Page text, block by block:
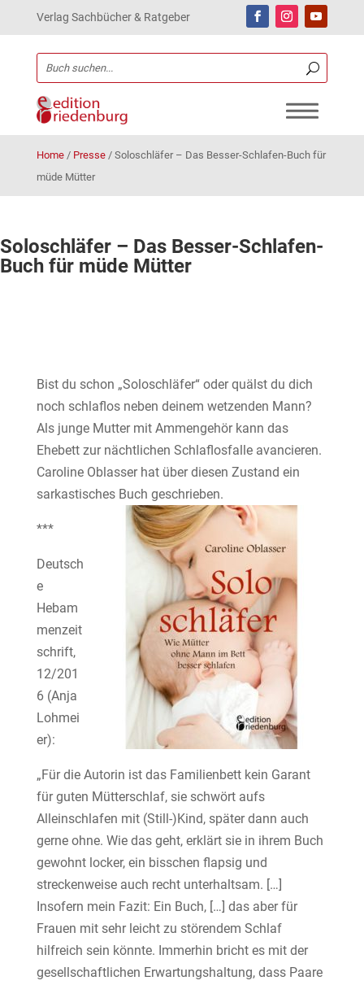
Verlag Sachbücher & Ratgeber
Home/ Presse/ Soloschläfer – Das Besser-Schlafen-Buch für
müde Mütter
Soloschläfer – Das Besser-Schlafen-
Buch für müde Mütter
Bist du schon „Soloschläfer“ oder quälst du dich
noch schlaflos neben deinem wetzenden Mann?
Als junge Mutter mit Ammengehör kann das
Ehebett zur nächtlichen Schlaflosfalle avancieren.
Caroline Oblasser hat über diesen Zustand ein
sarkastisches Buch geschrieben.
***
Deutsch
e
Hebam
menzeit
schrift,
12/201
6 (Anja
Lohmei
er):
„Für die Autorin ist das Familienbett kein Garant
für guten Mütterschlaf, sie schwört aufs
Alleinschlafen mit (Still-)Kind, später dann auch
gerne ohne. Wie das geht, erklärt sie in ihrem Buch
gewohnt locker, ein bisschen flapsig und
streckenweise auch recht unterhaltsam. […]
Insofern mein Fazit: Ein Buch, […] das aber für
Frauen mit sehr leicht zu störendem Schlaf
hilfreich sein könnte. Immerhin bricht es mit der
gesellschaftlichen Erwartungshaltung, dass Paare